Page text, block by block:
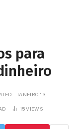
para
JANEIRO 13,
15VIEWS